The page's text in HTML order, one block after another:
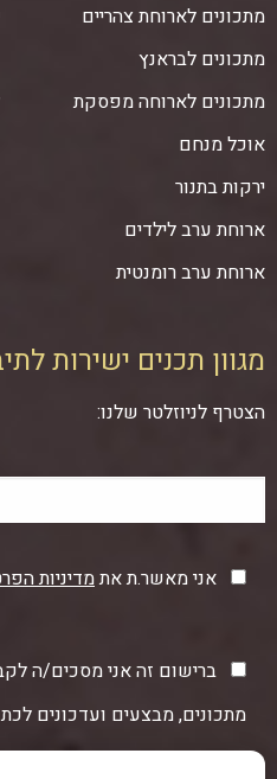
מתכונים לארוחת צהריים
מתכונים לבראנץ
מתכונים לארוחה מפסקת
אוכל מנחם
ירקות בתנור
ארוחת ערב לילדים
ארוחת ערב רומנטית
מגוון תכנים ישירות
הצטרף לניוזלטר שלנו:
אני מאשר.ת אתמדיניות
ברישום זה אני מסכים/ה
מתכונים, מבצעים ועדכונים